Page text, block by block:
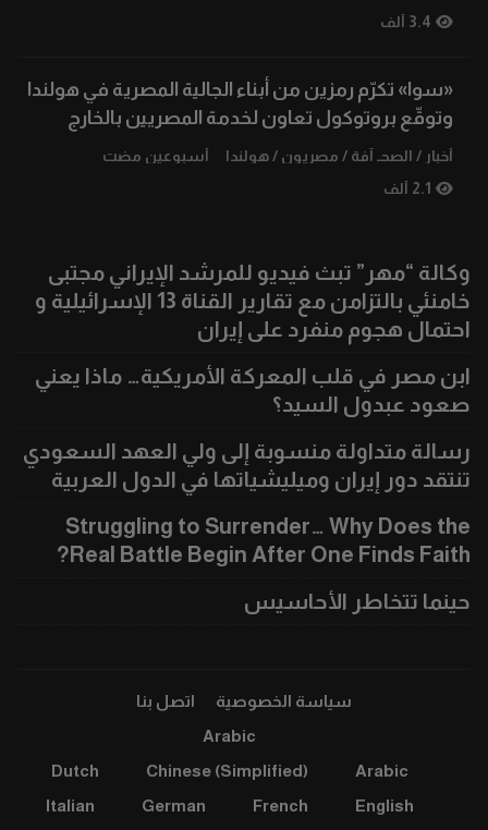
3.4 ألف
«سوا» تكرّم رمزين من أبناء الجالية المصرية في هولندا
وتوقّع بروتوكول تعاون لخدمة المصريين بالخارج
أخبار / الصحـ آفة / مصريون /هولندا
أسبوعين مضت
2.1 ألف
وكالة “مهر” تبث فيديو للمرشد الإيراني مجتبى
خامنئي بالتزامن مع تقارير القناة 13 الإسرائيلية و
احتمال هجوم منفرد على إيران
ابن مصر في قلب المعركة الأمريكية… ماذا يعني
صعود عبدول السيد؟
رسالة متداولة منسوبة إلى ولي العهد السعودي
تنتقد دور إيران وميليشياتها في الدول العربية
Struggling to Surrender… Why Does the
Real Battle Begin After One Finds Faith?
حينما تتخاطر الأحاسيس
سياسة الخصوصية
اتصل بنا
Arabic
Arabic
Chinese (Simplified)
Dutch
English
French
German
Italian